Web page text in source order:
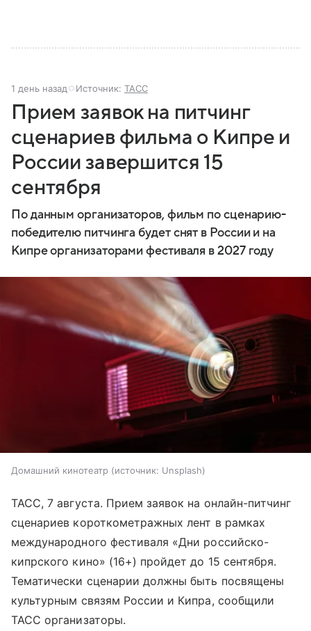
1 день назад Источник: ТАСС
Прием заявок на питчинг
сценариев фильма о Кипре и
России завершится 15
сентября
По данным организаторов, фильм по сценарию-
победителю питчинга будет снят в России и на
Кипре организаторами фестиваля в 2027 году
Домашний кинотеатр источник: Unsplash
ТАСС, 7 августа. Прием заявок на онлайн-питчинг
сценариев короткометражных лент в рамках
международного фестиваля «Дни российско-
кипрского кино» (16+) пройдет до 15 сентября.
Тематически сценарии должны быть посвящены
культурным связям России и Кипра, сообщили
ТАСС организаторы.